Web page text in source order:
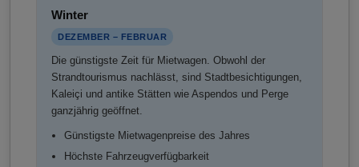
Winter
DEZEMBER – FEBRUAR
Die günstigste Zeit für Mietwagen. Obwohl der
Strandtourismus nachlässt, sind Stadtbesichtigungen,
Kaleiçi und antike Stätten wie Aspendos und Perge
ganzjährig geöffnet.
Günstigste Mietwagenpreise des Jahres
Höchste Fahrzeugverfügbarkeit